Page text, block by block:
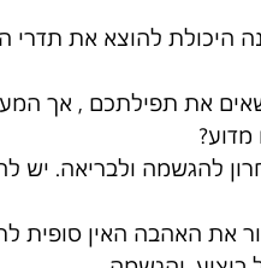
היכולת להוצא את
את תפילתכם , אך
להגשמה ולבריאה. יש
את האהבה האין סופית